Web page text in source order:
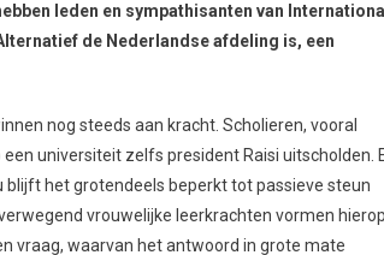
leden en sympathisanten van
de Nederlandse afdeling is, een
nog steeds aan kracht. Scholieren, vooral
universiteit zelfs president Raisi uitscholden.
blijft het grotendeels beperkt tot passieve steun
vrouwelijke leerkrachten vormen
vraag, waarvan het antwoord in grote mate